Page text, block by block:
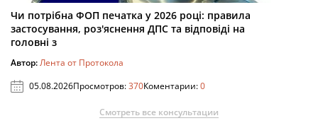
Чи потрібна ФОП печатка у 2026 році: правила
застосування, роз'яснення ДПС та відповіді на
головні з
Автор:Лента от Протокола
05.08.2026Просмотров:370Коментарии:0
Смотреть все консультации